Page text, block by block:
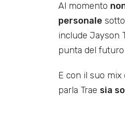
Al momento
personale
include Jayson
punta del
E con il suo mix
parla Trae sia